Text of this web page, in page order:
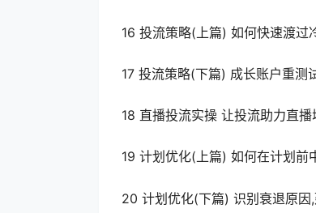
16 投流策略(上篇) 如何快速渡过
17 投流策略(下篇) 成长账户重测
18 直播投流实操 让投流助力直
19 计划优化(上篇) 如何在计划前
20 计划优化(下篇) 识别衰退原因